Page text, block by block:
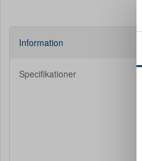
Information
Specifikationer